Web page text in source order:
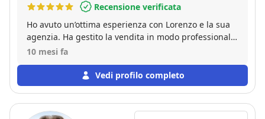
Recensione verificata
Ho avuto un’ottima esperienza con Lorenzo e la sua
agenzia. Ha gestito la vendita in modo professionale,
preciso e sempre disponibile. L’immobile è stato
tempi previsti, seguendo ogni fase della
compravendita con attenzione e trasparenza. Un
10 mesi fa
Vedi profilo completo